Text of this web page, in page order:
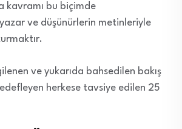
kavramı bu biçimde
ve düşünürlerin metinleriyle
ve yukarıda bahsedilen bakış
herkese tavsiye edilen 25